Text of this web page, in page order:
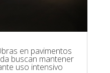
en pavimentos
buscan mantener
uso intensivo